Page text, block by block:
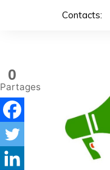
Contacts:
0
Partages